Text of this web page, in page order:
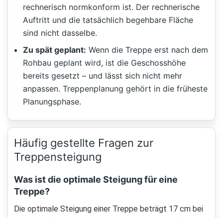
rechnerisch normkonform ist. Der rechnerische
Auftritt und die tatsächlich begehbare Fläche
sind nicht dasselbe.
Zu spät geplant: Wenn die Treppe erst nach dem
Rohbau geplant wird, ist die Geschosshöhe
bereits gesetzt – und lässt sich nicht mehr
anpassen. Treppenplanung gehört in die früheste
Planungsphase.
Häufig gestellte Fragen zur
Treppensteigung
Was ist die optimale Steigung für eine
Treppe?
Die optimale Steigung einer Treppe beträgt 17 cm bei